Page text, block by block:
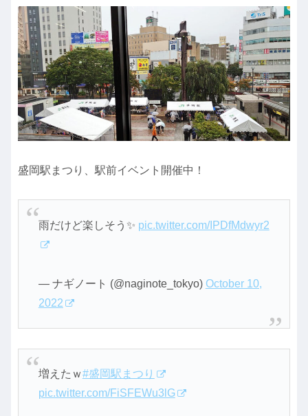
盛岡駅まつり、駅前イベント開催中！
雨だけど楽しそう✨ pic.twitter.com/IPDfMdwyr2
— ナギノート (@naginote_tokyo) October 10,
2022
増えたｗ#盛岡駅まつり
pic.twitter.com/FiSFEWu3lG